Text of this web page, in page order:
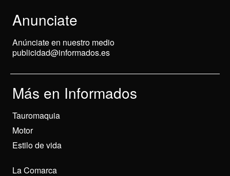
Anunciate
Anúnciate en nuestro medio
publicidad@informados.es
Más en Informados
Tauromaquia
Motor
Estilo de vida
La Comarca